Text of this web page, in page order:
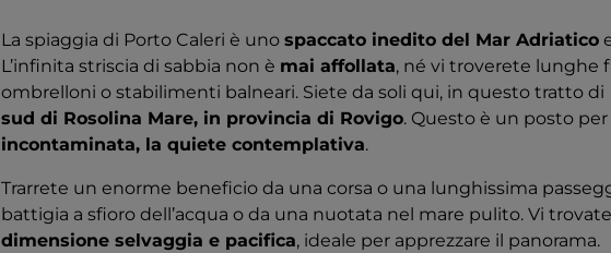
La spiaggia di Porto Caleri è uno spaccato inedito del Mar Adriatico
L’infinita striscia di sabbia non è mai affollata, né vi troverete lunghe
ombrelloni o stabilimenti balneari. Siete da soli qui, in questo tratto di
sud di Rosolina Mare, in provincia di Rovigo. Questo è un posto
incontaminata, la quiete contemplativa.
Trarrete un enorme beneficio da una corsa o una lunghissima
battigia a sfioro dell’acqua o da una nuotata nel mare pulito. Vi
dimensione selvaggia e pacifica, ideale per apprezzare il panorama.